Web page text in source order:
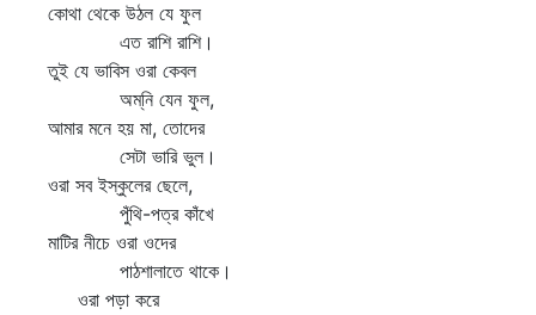
কোথা থেকে উঠল যে ফুল
এত রাশি রাশি।
তুই যে ভাবিস ওরা কেবল
অম্‌নি যেন ফুল,
আমার মনে হয় মা, তোদের
সেটা ভারি ভুল।
ওরা সব ইস্‌কুলের ছেলে,
পুঁথি-পত্র কাঁখে
মাটির নীচে ওরা ওদের
পাঠশালাতে থাকে।
ওরা পড়া করে